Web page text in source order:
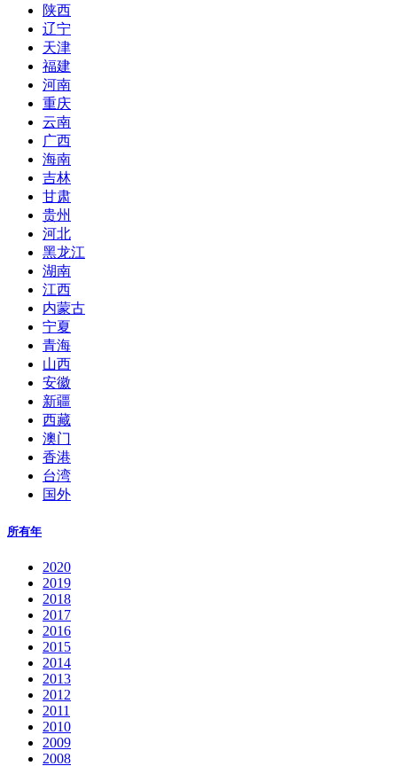
陕西
辽宁
天津
福建
河南
重庆
云南
广西
海南
吉林
甘肃
贵州
河北
黑龙江
湖南
江西
内蒙古
宁夏
青海
山西
安徽
新疆
西藏
澳门
香港
台湾
国外
所有年
2020
2019
2018
2017
2016
2015
2014
2013
2012
2011
2010
2009
2008